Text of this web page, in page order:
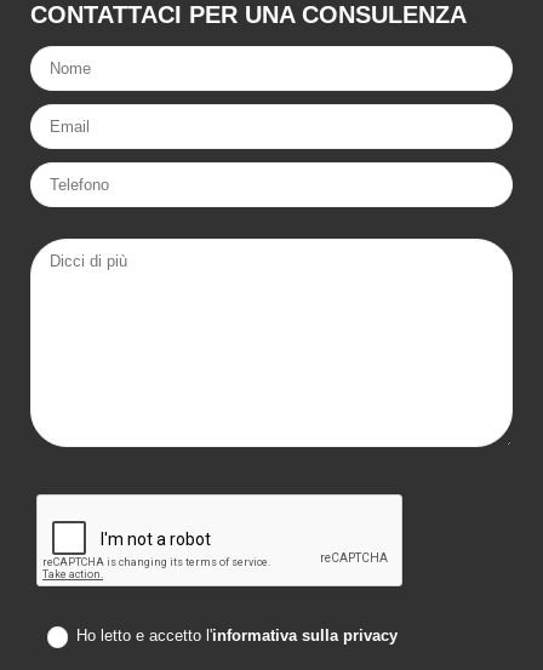
CONTATTACI PER UNA CONSULENZA
Ho letto e accetto l'informativa sulla privacy